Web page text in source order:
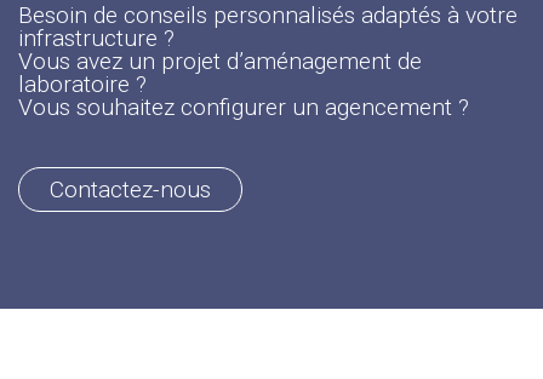
Besoin de conseils personnalisés adaptés à votre
infrastructure ?
Vous avez un projet d’aménagement de
laboratoire ?
Vous souhaitez configurer un agencement ?
Contactez-nous